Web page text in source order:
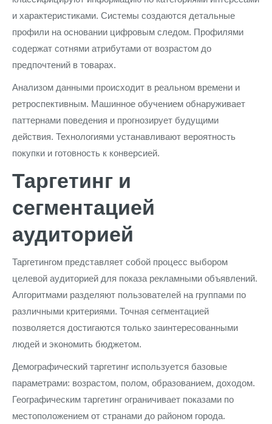
и характеристиками. Системы создаются детальные
профили на основании цифровым следом. Профилями
содержат сотнями атрибутами от возрастом до
предпочтений в товарах.
Анализом данными происходит в реальном времени и
ретроспективным. Машинное обучением обнаруживает
паттернами поведения и прогнозирует будущими
действия. Технологиями устанавливают вероятность
покупки и готовность к конверсией.
Таргетинг и
сегментацией
аудиторией
Таргетингом представляет собой процесс выбором
целевой аудиторией для показа рекламными объявлений.
Алгоритмами разделяют пользователей на группами по
различными критериями. Точная сегментацией
позволяется достигаются только заинтересованными
людей и экономить бюджетом.
Демографический таргетинг используется базовые
параметрами: возрастом, полом, образованием, доходом.
Географическим таргетинг ограничивает показами по
местоположением от странами до районом города.